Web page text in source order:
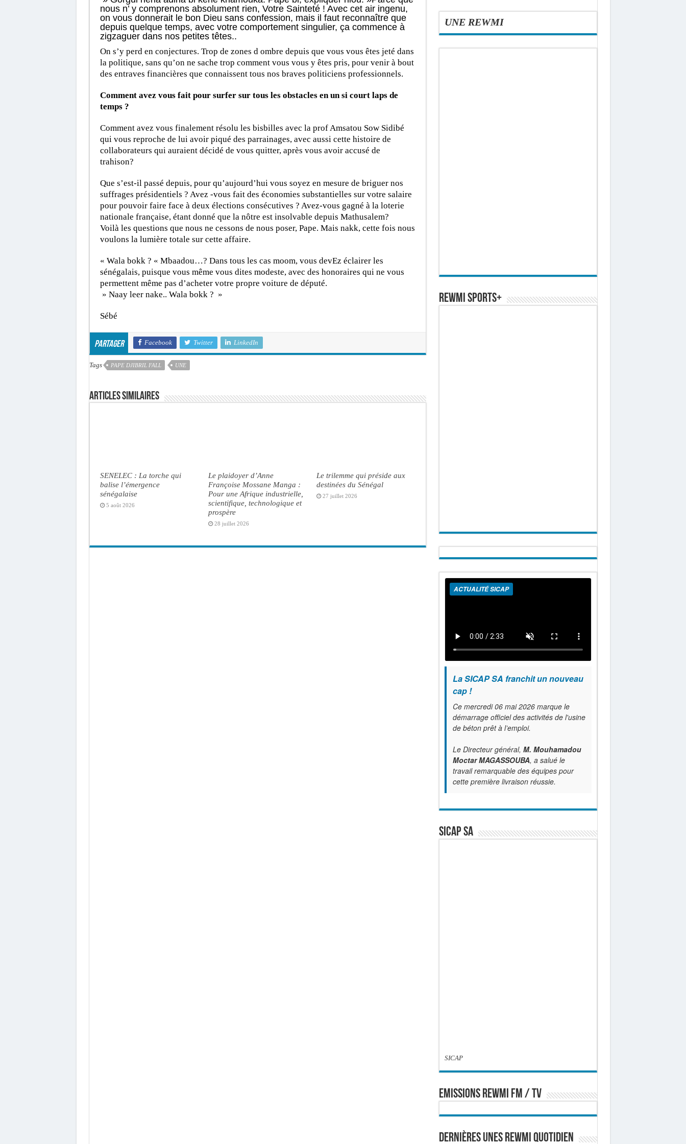
nous n’ y comprenons absolument rien, Votre Sainteté ! Avec cet air ingenu,
on vous donnerait le bon Dieu sans confession, mais il faut reconnaître que
depuis quelque temps, avec votre comportement singulier, ça commence à
zigzaguer dans nos petites têtes..
On s’y perd en conjectures. Trop de zones d ombre depuis que vous vous êtes jeté dans
la politique, sans qu’on ne sache trop comment vous vous y êtes pris, pour venir à bout
des entraves financières que connaissent tous nos braves politiciens professionnels.
Comment avez vous fait pour surfer sur tous les obstacles en un si court laps de
temps ?
Comment avez vous finalement résolu les bisbilles avec la prof Amsatou Sow Sidibé
qui vous reproche de lui avoir piqué des parrainages, avec aussi cette histoire de
collaborateurs qui auraient décidé de vous quitter, après vous avoir accusé de
trahison?
Que s’est-il passé depuis, pour qu’aujourd’hui vous soyez en mesure de briguer nos
suffrages présidentiels ? Avez -vous fait des économies substantielles sur votre salaire
pour pouvoir faire face à deux élections consécutives ? Avez-vous gagné à la loterie
nationale française, étant donné que la nôtre est insolvable depuis Mathusalem?
Voilà les questions que nous ne cessons de nous poser, Pape. Mais nakk, cette fois nous
voulons la lumière totale sur cette affaire.
« Wala bokk ? « Mbaadou…? Dans tous les cas moom, vous devEz éclairer les
sénégalais, puisque vous même vous dites modeste, avec des honoraires qui ne vous
permettent même pas d’acheter votre propre voiture de député.
» Naay leer nake.. Wala bokk ? »
Sébé
Partager Facebook Twitter LinkedIn
Tags PAPE DJIBRIL FALL UNE
Articles similaires
SENELEC : La torche qui
balise l’émergence
sénégalaise
5 août 2026
Le plaidoyer d’Anne
Françoise Mossane Manga :
Pour une Afrique industrielle,
scientifique, technologique et
prospère
28 juillet 2026
Le trilemme qui préside aux
destinées du Sénégal
27 juillet 2026
UNE REWMI
REWMI SPORTS+
ACTUALITÉ SICAP
La SICAP SA franchit un nouveau
cap !
Ce mercredi 06 mai 2026 marque le
démarrage officiel des activités de l'usine
de béton prêt à l’emploi.
Le Directeur général, M. Mouhamadou
Moctar MAGASSOUBA, a salué le
travail remarquable des équipes pour
cette première livraison réussie.
SICAP SA
SICAP
EMISSIONS REWMI FM / TV
Dernières Unes Rewmi Quotidien